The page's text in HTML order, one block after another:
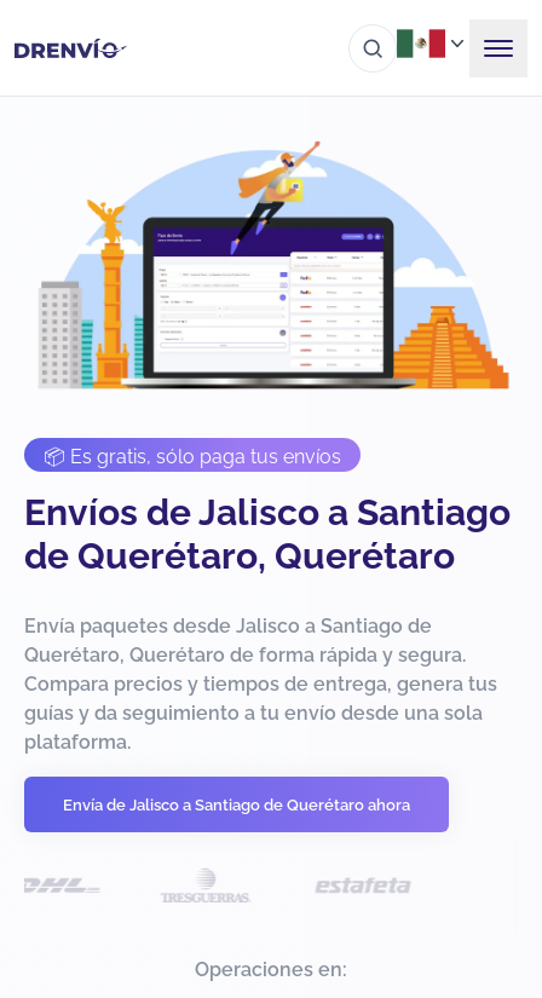
📦 Es gratis, sólo paga tus envíos
Envíos de Jalisco a Santiago
de Querétaro, Querétaro
Envía paquetes desde Jalisco a Santiago de
Querétaro, Querétaro de forma rápida y segura.
Compara precios y tiempos de entrega, genera tus
guías y da seguimiento a tu envío desde una sola
plataforma.
Envía de Jalisco a Santiago de Querétaro ahora
Operaciones en: